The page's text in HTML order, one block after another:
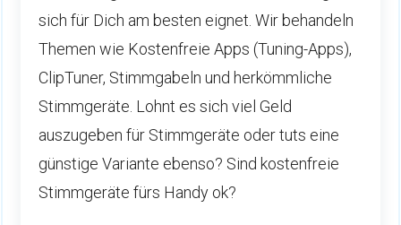
sich für Dich am besten eignet. Wir behandeln
Themen wie Kostenfreie Apps (Tuning-Apps),
ClipTuner, Stimmgabeln und herkömmliche
Stimmgeräte. Lohnt es sich viel Geld
auszugeben für Stimmgeräte oder tuts eine
günstige Variante ebenso? Sind kostenfreie
Stimmgeräte fürs Handy ok?